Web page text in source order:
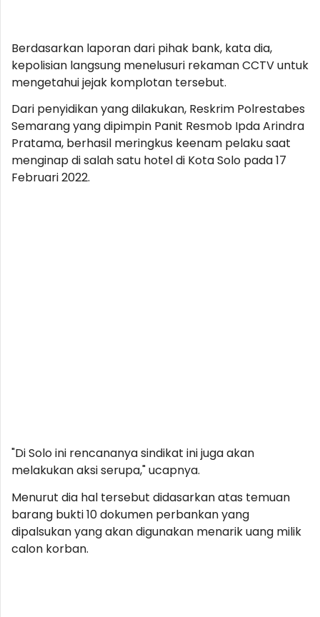
Berdasarkan laporan dari pihak bank, kata dia,
kepolisian langsung menelusuri rekaman CCTV untuk
mengetahui jejak komplotan tersebut.
Dari penyidikan yang dilakukan, Reskrim Polrestabes
Semarang yang dipimpin Panit Resmob Ipda Arindra
Pratama, berhasil meringkus keenam pelaku saat
menginap di salah satu hotel di Kota Solo pada 17
Februari 2022.
"Di Solo ini rencananya sindikat ini juga akan
melakukan aksi serupa," ucapnya.
Menurut dia hal tersebut didasarkan atas temuan
barang bukti 10 dokumen perbankan yang
dipalsukan yang akan digunakan menarik uang milik
calon korban.